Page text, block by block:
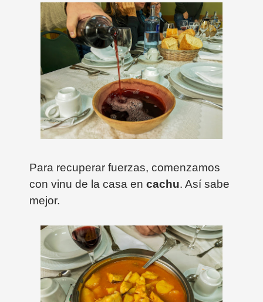
Para recuperar fuerzas, comenzamos
con vinu de la casa en cachu. Así sabe
mejor.